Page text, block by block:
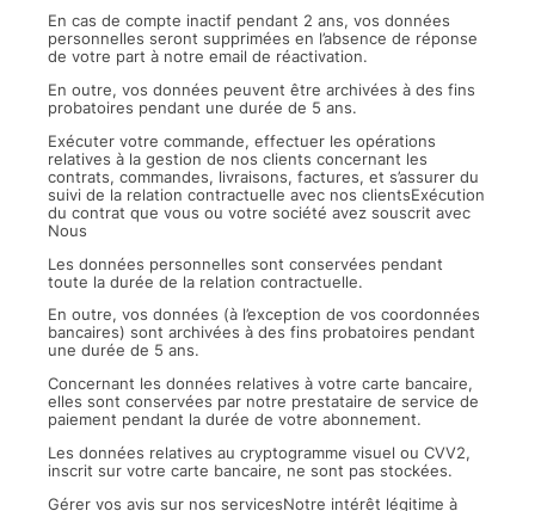
En cas de compte inactif pendant 2 ans, vos données
personnelles seront supprimées en l’absence de réponse
de votre part à notre email de réactivation.
En outre, vos données peuvent être archivées à des fins
probatoires pendant une durée de 5 ans.
Exécuter votre commande, effectuer les opérations
relatives à la gestion de nos clients concernant les
contrats, commandes, livraisons, factures, et s’assurer du
suivi de la relation contractuelle avec nos clientsExécution
du contrat que vous ou votre société avez souscrit avec
Nous
Les données personnelles sont conservées pendant
toute la durée de la relation contractuelle.
En outre, vos données (à l’exception de vos coordonnées
bancaires) sont archivées à des fins probatoires pendant
une durée de 5 ans.
Concernant les données relatives à votre carte bancaire,
elles sont conservées par notre prestataire de service de
paiement pendant la durée de votre abonnement.
Les données relatives au cryptogramme visuel ou CVV2,
inscrit sur votre carte bancaire, ne sont pas stockées.
Gérer vos avis sur nos servicesNotre intérêt légitime à